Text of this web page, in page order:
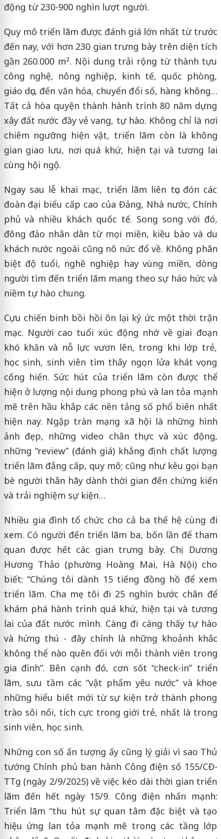
động từ 230-900 nghìn lượt người.
Quy mô triển lãm được đánh giá lớn nhất từ trước
đến nay, với hơn 230 gian trưng bày trên diện tích
gần 260.000 m². Nội dung trải rộng từ thành tựu
công nghệ, nông nghiệp, kinh tế, quốc phòng,
giáo dục, đến văn hóa, chuyển đổi số, hàng không…
Tất cả hòa quyện thành hành trình 80 năm dựng
xây đất nước đầy vẻ vang, tự hào. Không chỉ là nơi
chiêm ngưỡng hiện vật, triển lãm còn là không
gian giao lưu, nơi quá khứ, hiện tại và tương lai
cùng hội ngộ.
Ngay sau lễ khai mạc, triển lãm liên tục đón các
đoàn đại biểu cấp cao của Đảng, Nhà nước, Chính
phủ và nhiều khách quốc tế. Song song với đó,
đông đảo nhân dân từ mọi miền, kiều bào và du
khách nước ngoài cũng nô nức đổ về. Không phân
biệt độ tuổi, nghề nghiệp hay vùng miền, dòng
người tìm đến triển lãm mang theo sự háo hức và
niềm tự hào chung.
Cựu chiến binh bồi hồi ôn lại ký ức một thời trận
mạc. Người cao tuổi xúc động nhớ về giai đoạn
khó khăn và nỗ lực vươn lên, trong khi lớp trẻ,
học sinh, sinh viên tìm thấy ngọn lửa khát vọng
cống hiến. Sức hút của triển lãm còn được thể
hiện ở lượng nội dung phong phú và lan tỏa mạnh
mẽ trên hầu khắp các nền tảng số phổ biến nhất
hiện nay. Ngập tràn mạng xã hội là những hình
ảnh đẹp, những video chân thực và xúc động,
những “review” (đánh giá) khẳng định chất lượng
triển lãm đẳng cấp, quy mô; cũng như kêu gọi bạn
bè người thân hãy dành thời gian đến chứng kiến
và trải nghiệm sự kiện…
Nhiều gia đình tổ chức cho cả ba thế hệ cùng đi
xem. Có người đến triển lãm ba, bốn lần để tham
quan được hết các gian trưng bày. Chị Dương
Hương Thảo (phường Hoàng Mai, Hà Nội) cho
biết: “Chúng tôi dành 15 tiếng đồng hồ để xem
triển lãm. Cha mẹ tôi đi 25 nghìn bước chân để
khám phá hành trình quá khứ, hiện tại và tương
lai của đất nước mình. Càng đi càng thấy tự hào
và hứng thú - đây chính là những khoảnh khắc
không thể nào quên đối với mỗi thành viên trong
gia đình”. Bên cạnh đó, cơn sốt “check-in” triển
lãm, sưu tầm các “vật phẩm yêu nước” và khoe
những hiểu biết mới từ sự kiện trở thành phong
trào sôi nổi, tích cực trong giới trẻ, nhất là trong
sinh viên, học sinh.
Những con số ấn tượng ấy cũng lý giải vì sao Thủ
tướng Chính phủ ban hành Công điện số 155/CĐ-
TTg (ngày 2/9/2025) về việc kéo dài thời gian triển
lãm đến hết ngày 15/9. Công điện nhấn mạnh:
Triển lãm “thu hút sự quan tâm đặc biệt và tạo
hiệu ứng lan tỏa mạnh mẽ trong các tầng lớp